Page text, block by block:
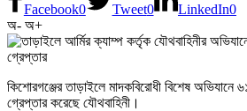
Facebook0 Tweet0 LinkedIn0
অ- অ+
কিশোরগঞ্জের তাড়াইলে মাদকবিরোধী বিশেষ অভিযানে
গ্রেপ্তার করেছে যৌথবাহিনী।